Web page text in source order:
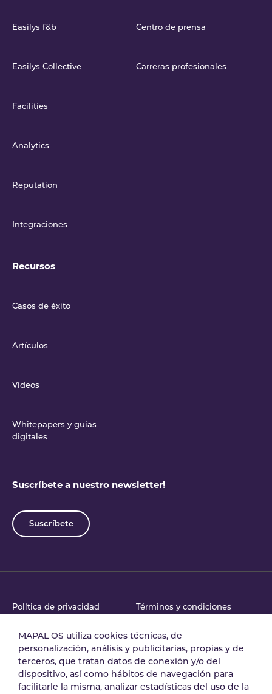
Easilys f&b
Easilys Collective
Facilities
Analytics
Reputation
Integraciones
Centro de prensa
Carreras profesionales
Recursos
Casos de éxito
Artículos
Vídeos
Whitepapers y guías
digitales
Suscríbete a nuestro newsletter!
Suscríbete
Política de privacidad Términos y condiciones
Acuerdo de tratamiento
de datos
Política de Seguridad
MAPAL OS utiliza cookies técnicas, de
personalización, análisis y publicitarias, propias y de
terceros, que tratan datos de conexión y/o del
dispositivo, así como hábitos de navegación para
facilitarle la misma, analizar estadísticas del uso de la